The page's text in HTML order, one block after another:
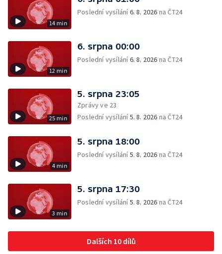
14 min
Poslední vysílání6. 8. 2026 na ČT24
12 min
6. srpna 00:00
Poslední vysílání6. 8. 2026 na ČT24
25 min
5. srpna 23:05
Zprávy ve 23
Poslední vysílání5. 8. 2026 na ČT24
4 min
5. srpna 18:00
Poslední vysílání5. 8. 2026 na ČT24
3 min
5. srpna 17:30
Poslední vysílání5. 8. 2026 na ČT24
Dalších 10 dílů